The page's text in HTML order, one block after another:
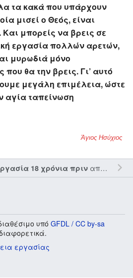
τα κακά που υπάρχουν
μισεί ο Θεός, είναι
μπορείς να βρεις σε
εργασία πολλών αρετών,
μυρωδιά μόνο
θα την βρεις. Γι’ αυτό
μεγάλη επιμέλεια, ώστε
αγία ταπείνωση
Άγιος Ησύχιος
18 χρόνια πριναπό τον την
υπό GFDL / CC by-sa
εργασίας